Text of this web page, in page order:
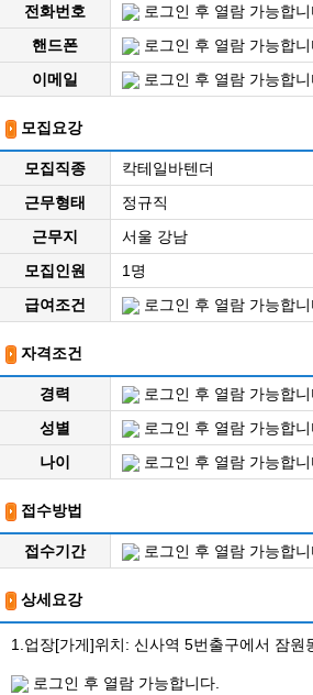
전화번호
로그인 후 열람 가능합니
핸드폰
로그인 후 열람 가능합니
이메일
로그인 후 열람 가능합니
모집요강
모집직종
칵테일바텐더
근무형태
정규직
근무지
서울 강남
모집인원
1명
급여조건
로그인 후 열람 가능합니
자격조건
경력
로그인 후 열람 가능합니
성별
로그인 후 열람 가능합니
나이
로그인 후 열람 가능합니
접수방법
접수기간 로그인 후 열람 가능합니
상세요강
1.업장[가게]위치: 신사역 5번출구에서 잠원
로그인 후 열람 가능합니다.